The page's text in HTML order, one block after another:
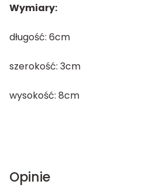
Wymiary:
długość: 6cm
szerokość: 3cm
wysokość: 8cm
Opinie